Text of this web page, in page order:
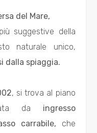
del Mare,
suggestive della
naturale unico,
dalla spiaggia.
, si trova al piano
da ingresso
carrabile, che